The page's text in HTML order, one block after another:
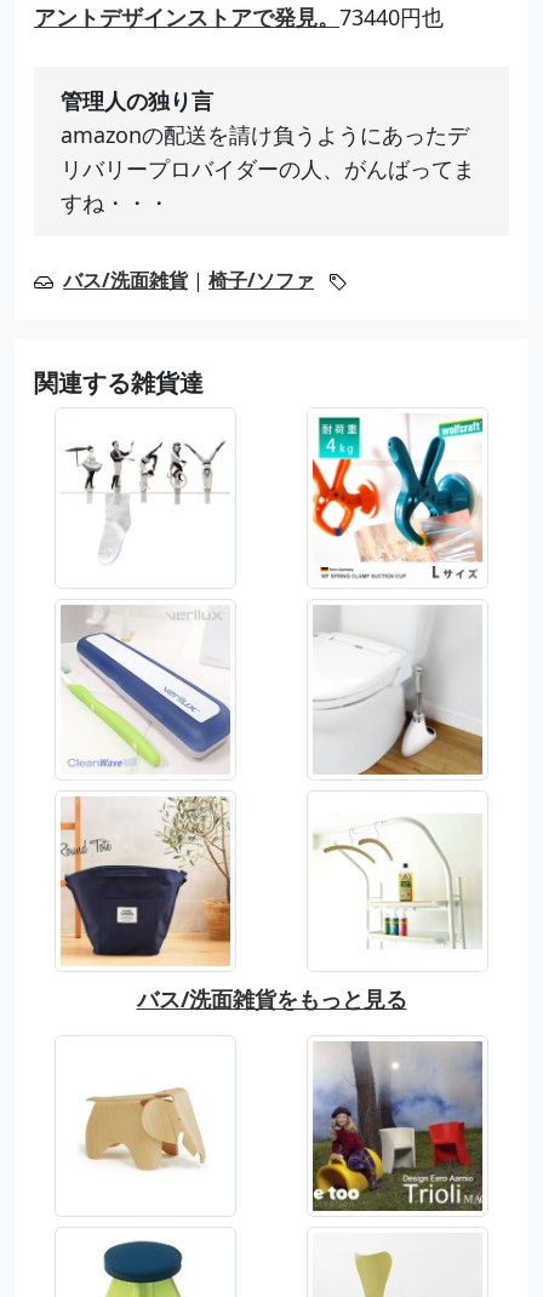
アントデザインストアで発見。 73440円也
管理人の独り言
amazonの配送を請け負うようにあったデ
リバリープロバイダーの人、がんばってま
すね・・・
バス/洗面雑貨| 椅子/ソファ
関連する雑貨達
バス/洗面雑貨をもっと見る